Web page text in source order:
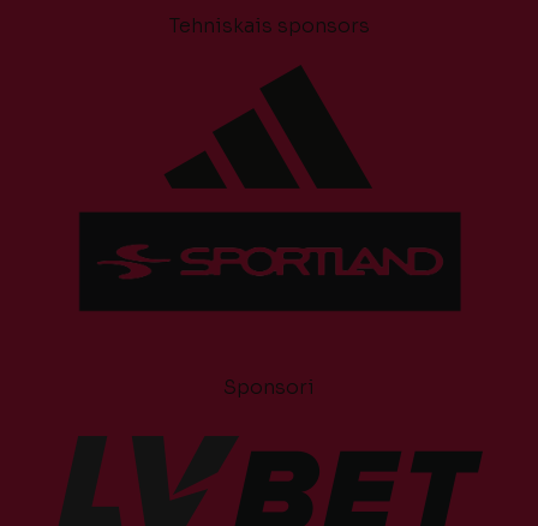
Tehniskais sponsors
Sponsori